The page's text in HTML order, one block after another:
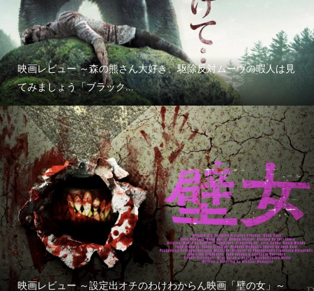
映画レビュー ～森の熊さん大好き、駆除反対ムーヴの暇人は見
てみましょう「ブラック...
映画レビュー ～設定出オチのわけわからん映画「壁の女」～